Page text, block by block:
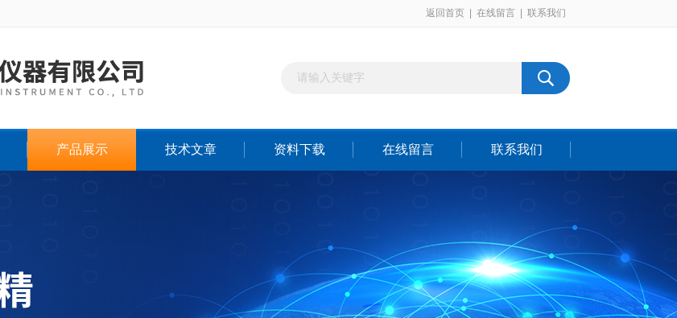
返回首页 在线留言 联系我们
产品展示 技术文章 资料下载 在线留言 联系我们